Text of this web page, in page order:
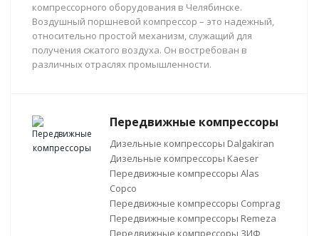
компрессорного оборудования в Челябинске.
Воздушный поршневой компрессор – это надежный,
относительно простой механизм, служащий для
получения сжатого воздуха. Он востребован в
различных отраслях промышленности.
Передвижные компрессоры
Дизельные компрессоры Dalgakiran
Дизельные компрессоры Kaeser
Передвижные компрессоры Alas
Copco
Передвижные компрессоры Comprag
Передвижные компрессоры Remeza
Передвижные компрессоры ЗИФ